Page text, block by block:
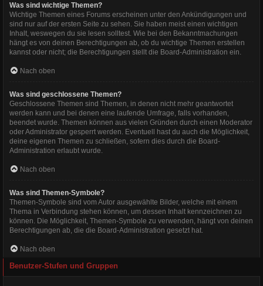
Was sind wichtige Themen?
Wichtige Themen eines Forums erscheinen unter den Ankündigungen und
sind nur auf der ersten Seite zu sehen. Sie haben meist einen wichtigen
Inhalt, weswegen du sie lesen solltest. Wie bei den Bekanntmachungen
hängt es von deinen Berechtigungen ab, ob du wichtige Themen erstellen
kannst oder nicht; die Berechtigungen stellt die Board-Administration ein.
Nach oben
Was sind geschlossene Themen?
Geschlossene Themen sind Themen, in denen nicht mehr geantwortet
werden kann und bei denen eine laufende Umfrage, falls vorhanden,
beendet wurde. Themen können aus vielen Gründen durch einen Moderator
oder Administrator gesperrt werden. Eventuell hast du auch die Möglichkeit,
deine eigenen Themen zu schließen, sofern dies durch die Board-
Administration erlaubt wurde.
Nach oben
Was sind Themen-Symbole?
Themen-Symbole sind vom Autor ausgewählte Bilder, welche mit einem
Thema in Verbindung stehen können, um dessen Inhalt kennzeichnen zu
können. Die Möglichkeit, Themen-Symbole zu verwenden, hängt von deinen
Berechtigungen ab, die die Board-Administration gesetzt hat.
Nach oben
Benutzer-Stufen und Gruppen